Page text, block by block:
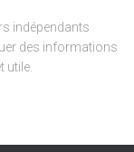
indépendants
des informations
utile.